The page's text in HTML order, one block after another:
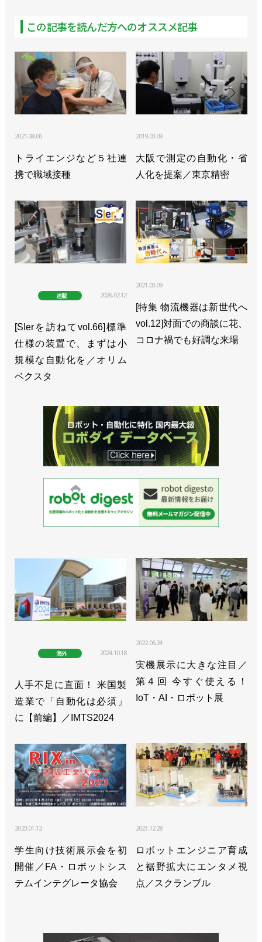
>>２種類の基礎講座をウェブで開催／FA・ロボット
>>熊田曜子さんを起用したミニドラマを公開／FA・
ロボットシステムインテグレータ協会
>>中小企業のロボット導入のポイントをセミナーで
>>28社が新商品・サービスを紹介！ 技術セミナー
も併催／FA・ロボットシステムインテグレータ協会
トシステムインテグレータ協会
>>５月に広島でロボットSIerのイベントを開催／
FA・ロボットシステムインテグレータ協会
>>「ものづくりの集積地」のイベントに150人以上
集まる／FA・ロボットシステムインテグレータ協会
>>九州でSIer向けイベントを開催／FA・ロボットシ
ステムインテグレータ協会
>>群馬・香川・東京でロボットSIer向けイベントを
開催／FA・ロボットシステムインテグレータ協会
>>仙台でロボットSIer向けイベントを開催／FA・ロ
ボットシステムインテグレータ協会
>>「ロボットアイデア甲子園」を開催／FA・ロボッ
トシステムインテグレータ協会
>>相模原と広島でロボットSIer向けイベントを開催
／FA・ロボットシステムインテグレータ協会
>>「第２回SIer川柳大賞」を開催／FA・ロボットシ
ステムインテグレータ協会
>>大阪でイベントを開催、ロボット関連企業の交流
>>大阪でロボットSIerのイベントを開催／FA・ロボ
ットシステムインテグレータ協会
>>「第１回SIer川柳大賞」を開催／FA・ロボットシ
ステムインテグレータ協会
>>27日に仙台でSIer向けイベントを開催／FA・ロボ
ットシステムインテグレータ協会
この記事を読んだ方へのオススメ記事
2021.08.06
トライエンジなど５社連
携で職域接種
2019.03.09
大阪で測定の自動化・省
人化を提案／東京精密
連載 2026.02.12
[SIerを訪ねてvol.66]標準
仕様の装置で、まずは小
規模な自動化を／オリム
ベクスタ
2021.03.09
[特集 物流機器は新世代へ
vol.12]対面での商談に花、
コロナ禍でも好調な来場
海外 2024.10.18
人手不足に直面！ 米国製
造業で「自動化は必須」
に【前編】／IMTS2024
2022.06.24
実機展示に大きな注目／
第４回 今すぐ使える！
IoT・AI・ロボット展
2023.01.12
学生向け技術展示会を初
開催／FA・ロボットシス
テムインテグレータ協会
2023.12.28
ロボットエンジニア育成
と裾野拡大にエンタメ視
点／スクランブル